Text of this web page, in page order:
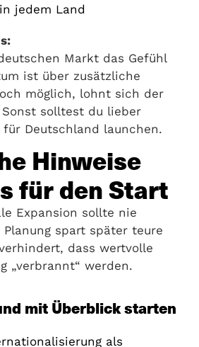
jedem Land
Markt das Gefühl
ist über zusätzliche
möglich, lohnt sich der
solltest du lieber
Deutschland launchen.
Hinweise
für den Start
Expansion sollte nie
spart später teure
dass wertvolle
„verbrannt“ werden.
mit Überblick starten
als